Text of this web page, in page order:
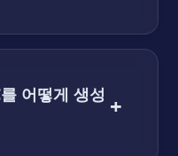
어떻게 생성 +